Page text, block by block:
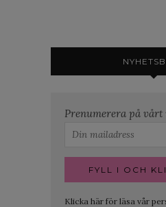
Prenumerera på vårt
Klicka här för läsa vår